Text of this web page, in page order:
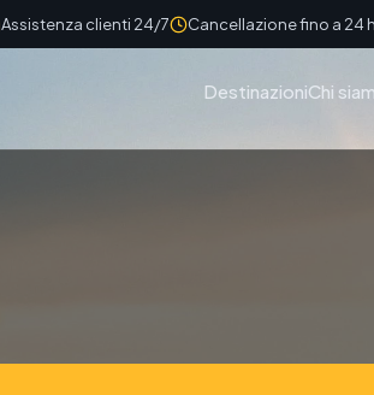
Assistenza clienti 24/7 Cancellazione fino a 24 h
DestinazioniChi